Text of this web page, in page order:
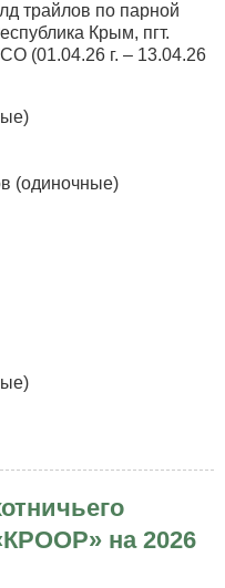
трайлов по парной
Крым, пгт.
(01.04.26 г. – 13.04.26
(одиночные)
на 2026